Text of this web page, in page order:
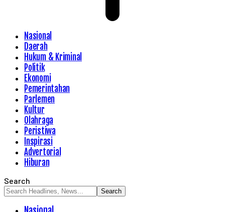
Nasional
Daerah
Hukum & Kriminal
Politik
Ekonomi
Pemerintahan
Parlemen
Kultur
Olahraga
Peristiwa
Inspirasi
Advertorial
Hiburan
Search